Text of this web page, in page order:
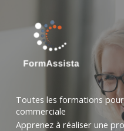
Calendrier
Nos offres
Toutes les formations
commerciale
Apprenez à réaliser une